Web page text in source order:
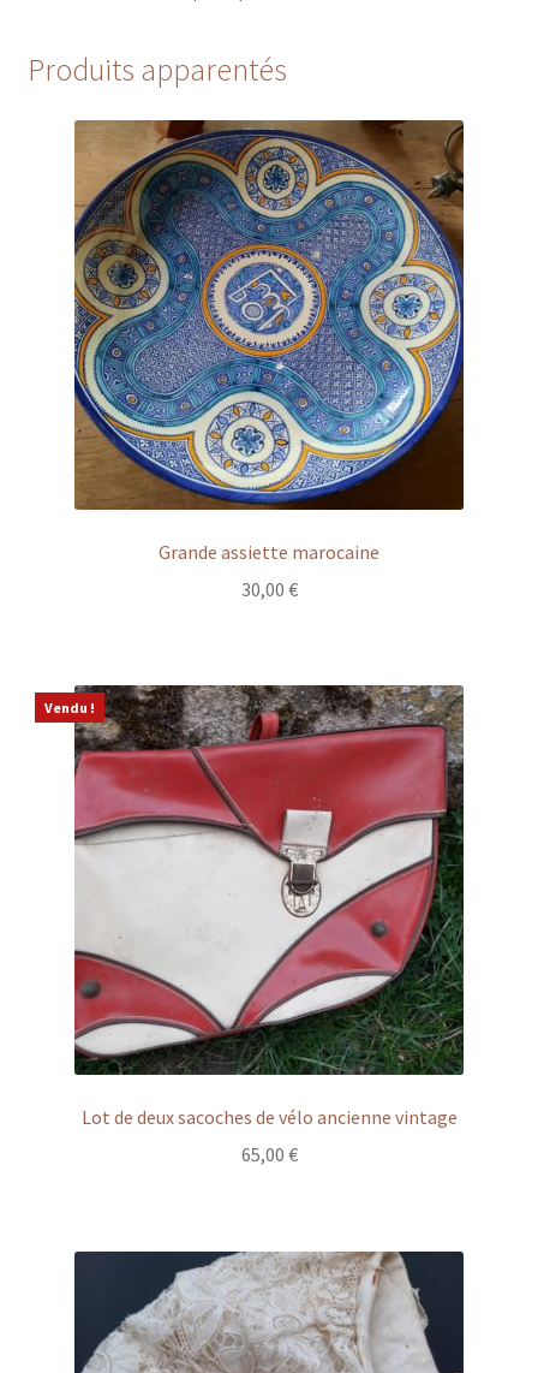
Produits apparentés
Grande assiette marocaine
30,00 €
Vendu !
Lot de deux sacoches de vélo ancienne vintage
65,00 €